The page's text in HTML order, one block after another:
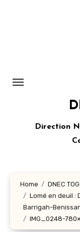
Direction
Home
DNEC
Lomé en deuil :
Barrigah-
IMG_0248-